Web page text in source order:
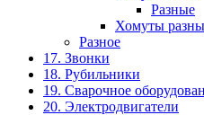
Разные
Хомуты
Разное
17. Звонки
18. Рубильники
19. Сварочное
20. Электродвигатели